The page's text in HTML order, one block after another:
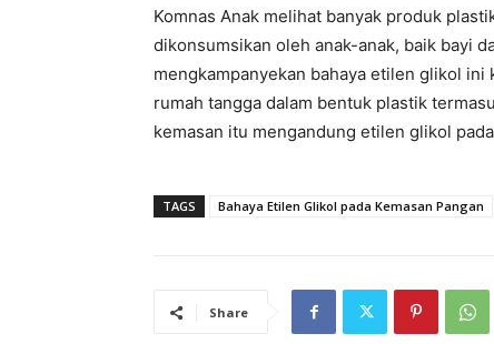
Komnas Anak melihat banyak produk
dikonsumsikan oleh anak-anak, baik bayi
mengkampanyekan bahaya etilen glikol
rumah tangga dalam bentuk plastik
kemasan itu mengandung etilen glikol
TAGS Bahaya Etilen Glikol pada Kemasan Pangan
Share